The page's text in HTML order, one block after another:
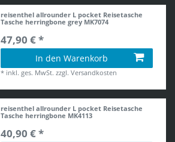
reisenthel allrounder L pocket Reisetasche
Tasche herringbone grey MK7074
47,90 € *
In den Warenkorb
* inkl. ges. MwSt. zzgl.Versandkosten
reisenthel allrounder L pocket Reisetasche
Tasche herringbone MK4113
40,90 € *